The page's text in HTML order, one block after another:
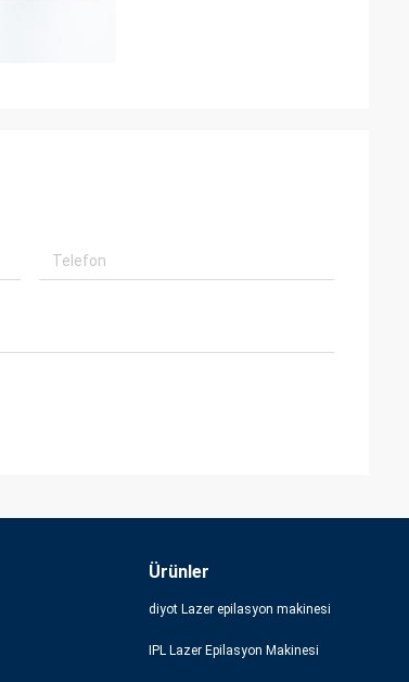
Ürünler
diyot Lazer epilasyon makinesi
IPL Lazer Epilasyon Makinesi